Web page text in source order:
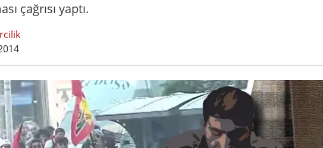
çağrısı yaptı.